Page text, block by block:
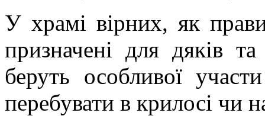
У храмі вірних, як
призначені для дяків
беруть особливої
перебувати в крилосі чи